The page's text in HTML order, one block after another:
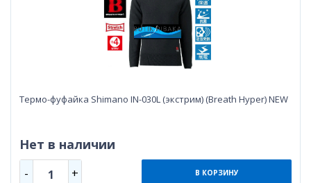
Термо-фуфайка Shimano IN-030L (экстрим) (Breath Hyper) NEW
Нет в наличии
- 1 + В КОРЗИНУ